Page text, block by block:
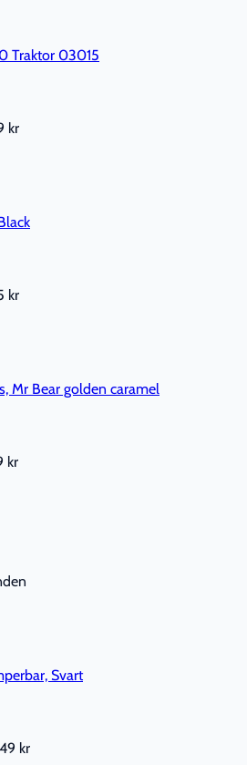
Traktor 03015
kr
kr
Mr Bear golden caramel
kr
Svart
kr